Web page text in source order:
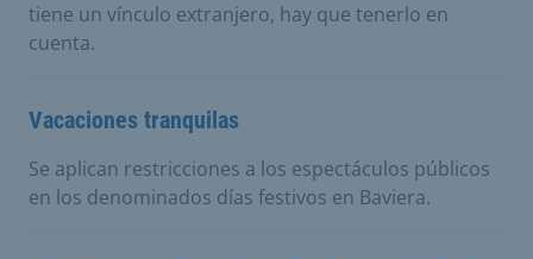
tiene un vínculo extranjero, hay que tenerlo en
cuenta.
Vacaciones tranquilas
Se aplican restricciones a los espectáculos públicos
en los denominados días festivos en Baviera.